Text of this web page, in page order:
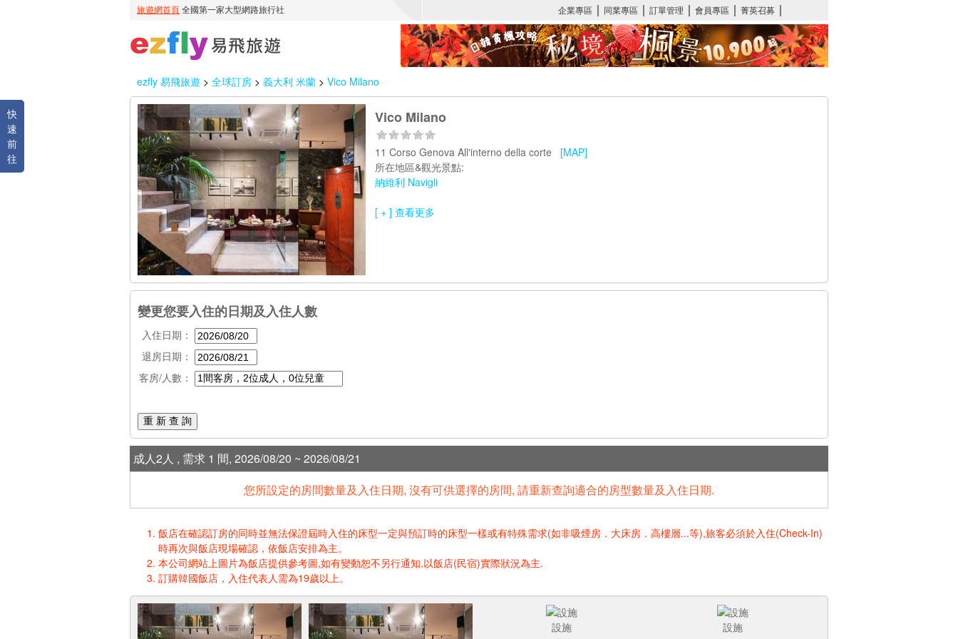
ezfly 易飛旅遊 > 全球訂房 > 義大利 米蘭 > Vico Milano
快
速
前
往
Vico Milano
11 Corso Genova All'interno della corte [MAP]
所在地區&觀光景點:
納維利 Navigli
[ + ] 查看更多
變更您要入住的日期及入住人數
入住日期：
退房日期：
客房/人數：
重 新 查 詢
成人2人 , 需求 1 間, 2026/08/20 ~ 2026/08/21
您所設定的房間數量及入住日期, 沒有可供選擇的房間, 請重新查詢適合的房型數量及入住日期.
飯店在確認訂房的同時並無法保證屆時入住的床型一定與預訂時的床型一樣或有特殊需求(如非吸煙房．大床房．高樓層...等),旅客必須於入住(Check-In)
時再次與飯店現場確認，依飯店安排為主。
本公司網站上圖片為飯店提供參考圖,如有變動恕不另行通知,以飯店(民宿)實際狀況為主.
訂購韓國飯店，入住代表人需為19歲以上。
設施 設施